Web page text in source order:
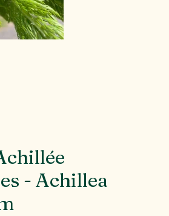
- Achillea